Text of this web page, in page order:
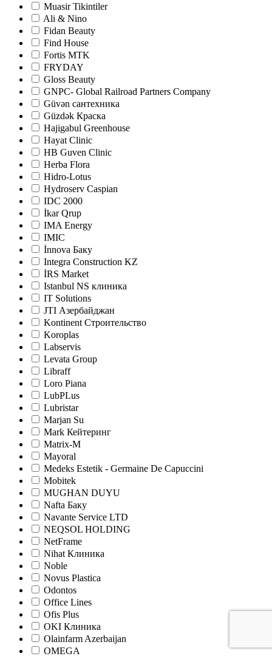
Muasir Tikintiler
Ali & Nino
Fidan Beauty
Find House
Fortis MTK
FRYDAY
Gloss Beauty
GNPC- Global Railroad Partners Company
Güvən сантехника
Güzdək Краска
Hajigabul Greenhouse
Hayat Clinic
HB Guven Clinic
Herba Flora
Hidro-Lotus
Hydroserv Caspian
IDC 2000
İkar Qrup
IMA Energy
IMIC
İnnova Баку
Integra Construction KZ
İRS Market
Istanbul NS клиника
IT Solutions
JTI Азербайджан
Kontinent Строительство
Koroplas
Labservis
Levata Group
Libraff
Loro Piana
LubPLus
Lubristar
Marjan Su
Mark Кейтеринг
Matrix-M
Mayoral
Medeks Estetik - Germaine De Capuccini
Mobitek
MUGHAN DUYU
Nafta Баку
Navante Service LTD
NEQSOL HOLDING
NetFrame
Nihat Клиника
Noble
Novus Plastica
Odontos
Office Lines
Ofis Plus
OKI Клиника
Olainfarm Azerbaijan
OMEGA